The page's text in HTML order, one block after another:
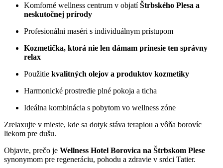
Komforné wellness centrum v objatíŠtrbského Plesa a
neskutočnej prírody
Profesionálni maséri s individuálnym prístupom
Kozmetička, ktorá nie len dámam prinesie ten správny
relax
Použitie kvalitných olejov a produktov kozmetiky
Harmonické prostredie plné pokoja a ticha
Ideálna kombinácia s pobytom vo wellness zóne
Zrelaxujte v mieste, kde sa dotyk stáva terapiou a vôňa borovíc
liekom pre dušu.
Objavte, prečo je Wellness Hotel Borovica na Štrbskom Plese
synonymom pre regeneráciu, pohodu a zdravie v srdci Tatier.